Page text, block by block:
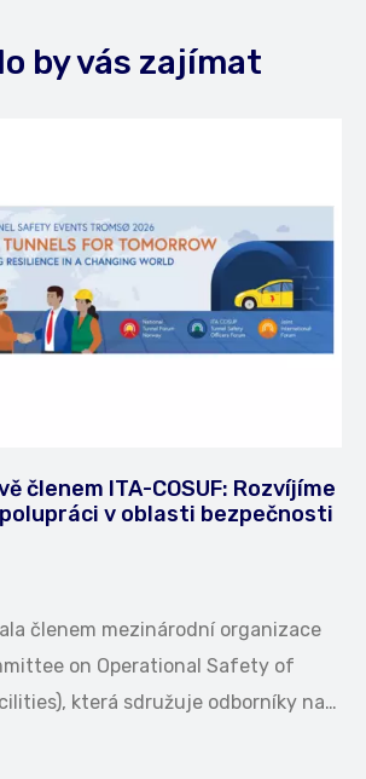
by vás zajímat
členem ITA-COSUF: Rozvíjíme
v oblasti bezpečnosti
členem mezinárodní organizace
on Operational Safety of
která sdružuje odborníky na…